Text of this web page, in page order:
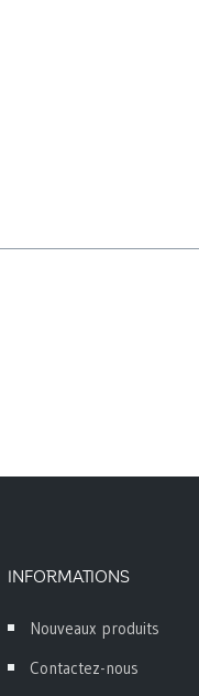
INFORMATIONS
Nouveaux produits
Contactez-nous